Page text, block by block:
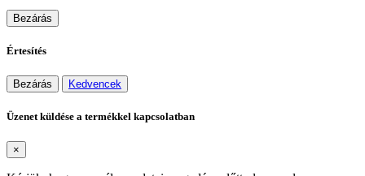
Bezárás
Értesítés
Bezárás Kedvencek
Üzenet küldése a termékkel kapcsolatban
×